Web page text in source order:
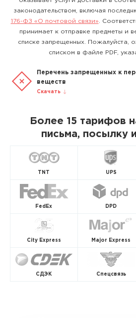
законодательством, включая
176-ФЗ «О почтовой связи» .
принимает к отправке предметы и
списке запрещенных. Пожалуйста,
списком в файле PDF,
Перечень запрещенных к
веществ
Скачать
Более 15 тарифов
письма, посылку
TNT UPS
FedEx DPD
City Express Major Express
СДЭК Спецсвязь